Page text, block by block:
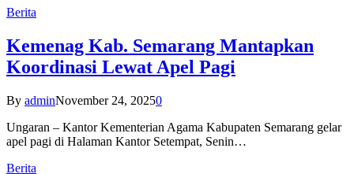
Berita
Kemenag Kab. Semarang Mantapkan
Koordinasi Lewat Apel Pagi
By adminNovember 24, 20250
Ungaran – Kantor Kementerian Agama Kabupaten Semarang gelar
apel pagi di Halaman Kantor Setempat, Senin…
Berita